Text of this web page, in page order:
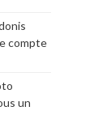
compte
un